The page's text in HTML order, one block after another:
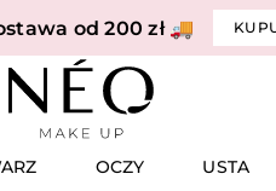
od 200 zł 🚚
OCZY USTA